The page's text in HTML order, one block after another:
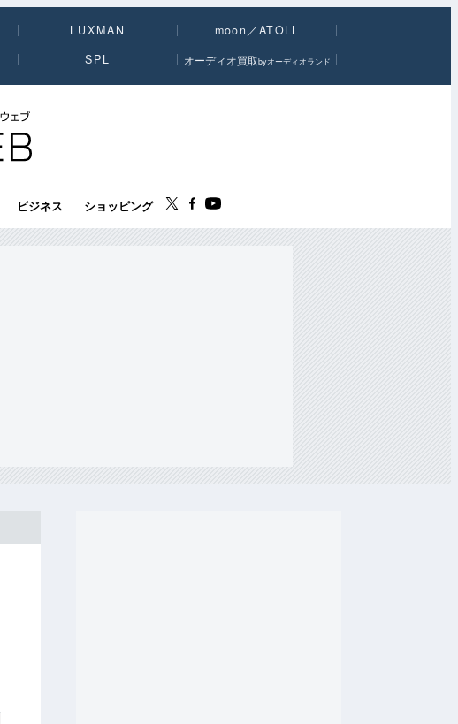
LUXMAN
moon／ATOLL
SPL オーディオ買取byオーディオランド
ビジネス ショッピング